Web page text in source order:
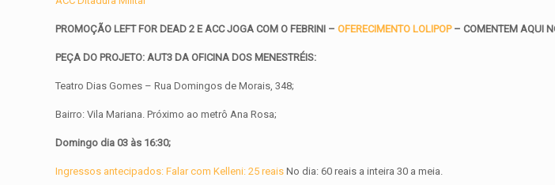
PROMOÇÃO LEFT FOR DEAD 2 E ACC JOGA COM O FEBRINI –OFERECIMENTO LOLIPOP– COMENTEM AQUI
PEÇA DO PROJETO: AUT3 DA OFICINA DOS MENESTRÉIS:
Teatro Dias Gomes – Rua Domingos de Morais, 348;
Bairro: Vila Mariana. Próximo ao metrô Ana Rosa;
Domingo dia 03 às 16:30;
Ingressos antecipados: Falar com Kelleni: 25 reais No dia: 60 reais a inteira 30 a meia.